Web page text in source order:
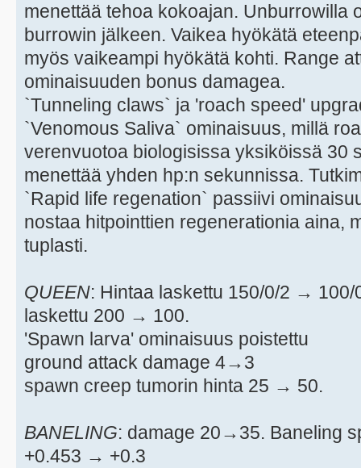
menettää tehoa kokoajan. Unburrowilla
burrowin jälkeen. Vaikea hyökätä
myös vaikeampi hyökätä kohti. Range
ominaisuuden bonus damagea.
`Tunneling claws` ja 'roach speed'
`Venomous Saliva` ominaisuus, millä
verenvuotoa biologisissa yksiköissä 30
menettää yhden hp:n sekunnissa.
`Rapid life regenation` passiivi
nostaa hitpointtien regenerationia aina,
tuplasti.
QUEEN: Hintaa laskettu 150/0/2 →
laskettu 200 → 100.
'Spawn larva' ominaisuus poistettu
ground attack damage 4→3
spawn creep tumorin hinta 25 → 50.
BANELING: damage 20→35. Baneling
+0.453 → +0.3